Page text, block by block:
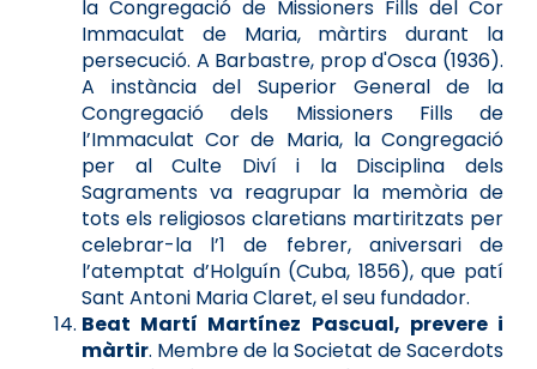
la Congregació de Missioners Fills del Cor
Immaculat de Maria, màrtirs durant la
persecució. A Barbastre, prop d'Osca (1936).
A instància del Superior General de la
Congregació dels Missioners Fills de
l’Immaculat Cor de Maria, la Congregació
per al Culte Diví i la Disciplina dels
Sagraments va reagrupar la memòria de
tots els religiosos claretians martiritzats per
celebrar-la l’1 de febrer, aniversari de
l’atemptat d’Holguín (Cuba, 1856), que patí
Sant Antoni Maria Claret, el seu fundador.
Beat Martí Martínez Pascual, prevere i
màrtir. Membre de la Societat de Sacerdots